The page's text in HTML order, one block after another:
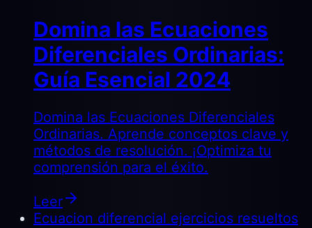
Domina las Ecuaciones
Diferenciales Ordinarias:
Guía Esencial 2024
Domina las Ecuaciones Diferenciales
Ordinarias. Aprende conceptos clave y
métodos de resolución. ¡Optimiza tu
comprensión para el éxito.
Leer
Ecuacion diferencial ejercicios resueltos